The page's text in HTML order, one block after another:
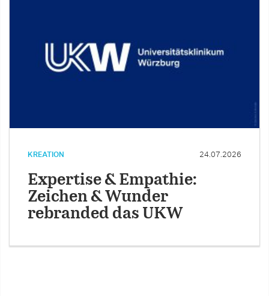
KREATION 24.07.2026
Expertise & Empathie:
Zeichen & Wunder
rebranded das UKW